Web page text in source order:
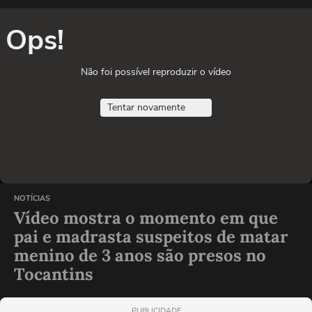
Ops!
Não foi possível reproduzir o vídeo
Tentar novamente
NOTÍCIAS
Vídeo mostra o momento em que
pai e madrasta suspeitos de matar
menino de 3 anos são presos no
Tocantins